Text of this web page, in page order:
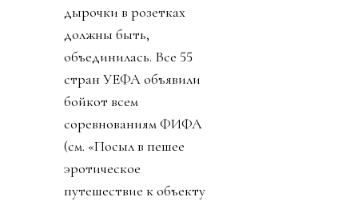
дырочки в розетках
должны быть,
объединилась. Все 55
стран УЕФА объявили
бойкот всем
соревнованиям ФИФА
(см. «Посыл в пешее
эротическое
путешествие к объекту